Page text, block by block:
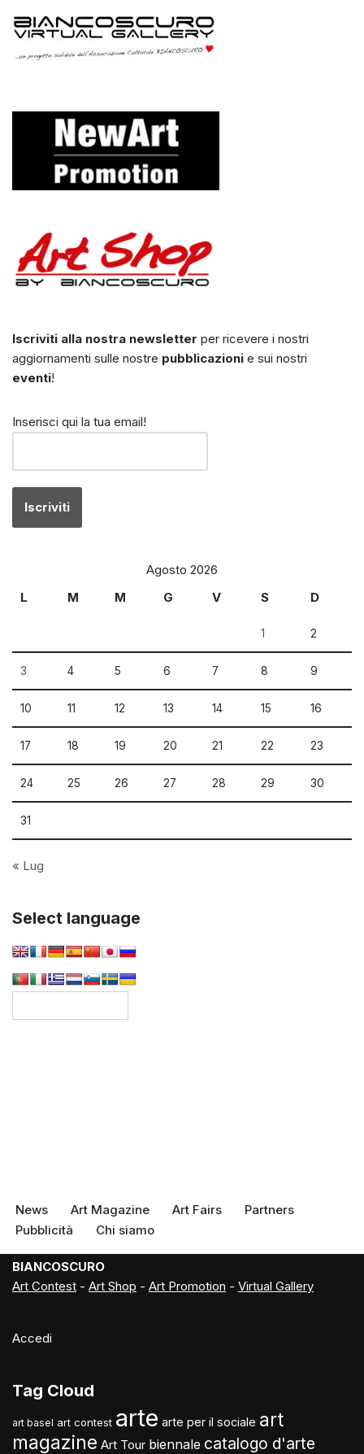
Iscriviti alla nostra newsletter per ricevere i nostri
aggiornamenti sulle nostre pubblicazioni e sui nostri
eventi!
Inserisci qui la tua email!
Agosto 2026
L
M M G V S D
1 2
3 4 5 6 7 8 9
10 11 12 13 14 15 16
17 18 19 20 21 22 23
24 25 26 27 28 29 30
31
« Lug
Select language
News Art Magazine Art Fairs
Partners
Pubblicità
Chi siamo
BIANCOSCURO
Art Contest - Art Shop - Art Promotion - Virtual Gallery
Accedi
Tag Cloud
art basel art contest arte arte per il sociale art
magazine Art Tour biennale catalogo d'arte